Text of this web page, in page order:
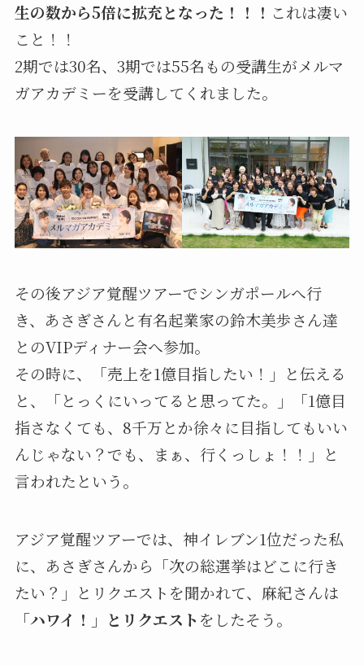
生の数から5倍に拡充となった！！！ これは凄い
こと！！
2期では30名、3期では55名もの受講生がメルマ
ガアカデミーを受講してくれました。
その後アジア覚醒ツアーでシンガポールへ行
き、あさぎさんと有名起業家の鈴木美歩さん達
とのVIPディナー会へ参加。
その時に、「売上を1億目指したい！」と伝える
と、「とっくにいってると思ってた。」「1億目
指さなくても、8千万とか徐々に目指してもいい
んじゃない？でも、まぁ、行くっしょ！！」と
言われたという。
アジア覚醒ツアーでは、神イレブン1位だった私
に、あさぎさんから「次の総選挙はどこに行き
たい？」とリクエストを聞かれて、麻紀さんは
「ハワイ！」とリクエスト をしたそう。